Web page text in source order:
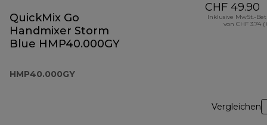
QuickMix Go
Handmixer Storm
Blue HMP40.000GY
HMP40.000GY
CHF 49.90
Inklusive MwSt.-
von CHF 3.74 (
Vergleichen